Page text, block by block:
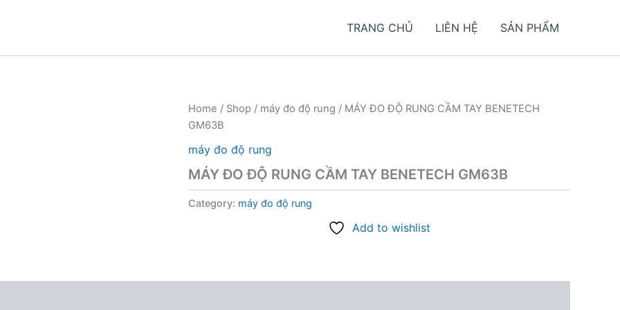
TRANG CHỦ LIÊN HỆ SẢN PHẨM
Home / Shop / máy đo độ rung / MÁY ĐO ĐỘ RUNG CẦM TAY BENETECH
GM63B
máy đo độ rung
MÁY ĐO ĐỘ RUNG CẦM TAY BENETECH GM63B
Category: máy đo độ rung
Add to wishlist